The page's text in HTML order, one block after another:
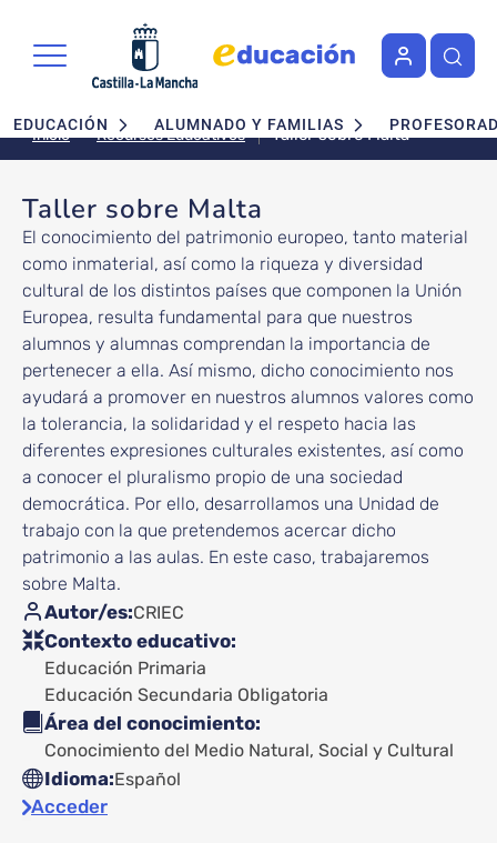
Navegación principal
EDUCACIÓN ALUMNADO Y FAMILIAS
Inicio Recursos Educativos Taller sobre Malta
Taller sobre Malta
El conocimiento del patrimonio europeo, tanto material
como inmaterial, así como la riqueza y diversidad
cultural de los distintos países que componen la Unión
Europea, resulta fundamental para que nuestros
alumnos y alumnas comprendan la importancia de
pertenecer a ella. Así mismo, dicho conocimiento nos
ayudará a promover en nuestros alumnos valores como
la tolerancia, la solidaridad y el respeto hacia las
diferentes expresiones culturales existentes, así como
a conocer el pluralismo propio de una sociedad
democrática. Por ello, desarrollamos una Unidad de
trabajo con la que pretendemos acercar dicho
patrimonio a las aulas. En este caso, trabajaremos
sobre Malta.
Autor/es CRIEC
Contexto educativo
Educación Primaria
Educación Secundaria Obligatoria
Área del conocimiento
Conocimiento del Medio Natural, Social y Cultural
Idioma Español
Acceder